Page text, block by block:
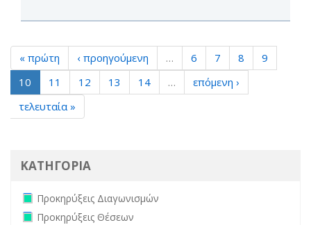
« πρώτη ‹ προηγούμενη … 6 7 8
9
10
11 12 13 14 …
επόμενη ›
τελευταία »
ΚΑΤΗΓΟΡΙΑ
Remove Προκηρύξεις Διαγωνισμών filter
Προκηρύξεις Διαγωνισμών
Remove Προκηρύξεις Θέσεων filter
Προκηρύξεις Θέσεων